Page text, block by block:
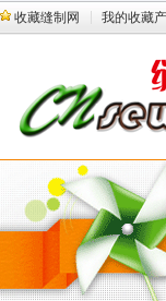
收藏缝制网 我的收藏